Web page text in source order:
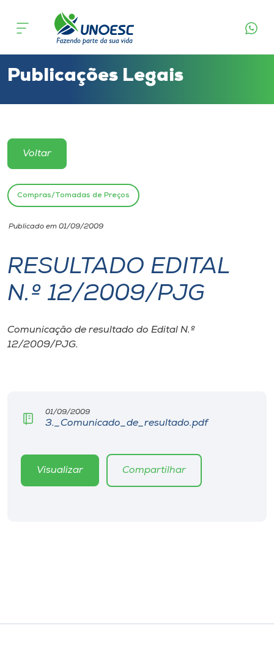
Cursos
Atendimento ao Estudante
Portal de Ensino
Unoesc
Internacionalização
I.nova
Diplomados
CPA
Editora
Publicações Legais
Voltar
Compras/Tomadas de Preços
Publicado em 01/09/2009
RESULTADO EDITAL
N.º 12/2009/PJG
Comunicação de resultado do Edital N.º
12/2009/PJG.
01/09/2009
3._Comunicado_de_resultado.pdf
Visualizar Compartilhar